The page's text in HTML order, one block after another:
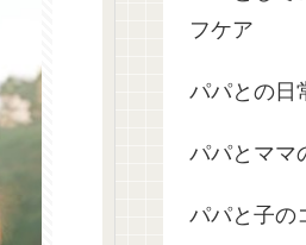
フケア
パパとの日
パパとママ
パパと子の